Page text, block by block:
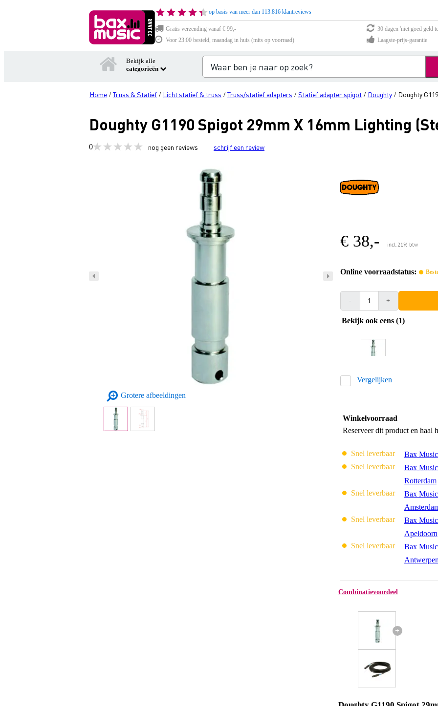
op basis van meer dan 113.816 klantreviews
Gratis verzending vanaf € 99,-
30 dagen 'niet goed geld
Voor 23:00 besteld, maandag in huis (mits op voorraad)
Laagste-prijs-garantie
Bekijk alle
categorieën
Home /Truss & Statief / Licht statief & truss /Truss/statief adapters /Statief adapter spigot / Doughty / Doughty
Doughty G1190 Spigot 29mm X 16mm Lighting
0 nog geen reviews schrijf een review
Grotere afbeeldingen
€ 38,- incl. 21% btw
Online voorraadstatus:
- +
Bekijk ook eens (1)
Vergelijken
Winkelvoorraad
Reserveer dit product en haal
Snel leverbaar Bax
Snel leverbaar
Bax
Rotterdam
Snel leverbaar
Bax
Snel leverbaar
Bax
Apeldoorn
Snel leverbaar
Bax
Antwerpen
Combinatievoordeel
+